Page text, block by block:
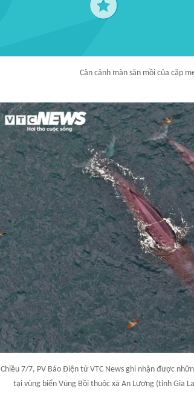
Cận cảnh màn săn mồi của cặp
Chiều 7/7, PV Báo Điện tử VTC News ghi nhận được
tại vùng biển Vũng Bồi thuộc xã An Lương (tỉnh Gia